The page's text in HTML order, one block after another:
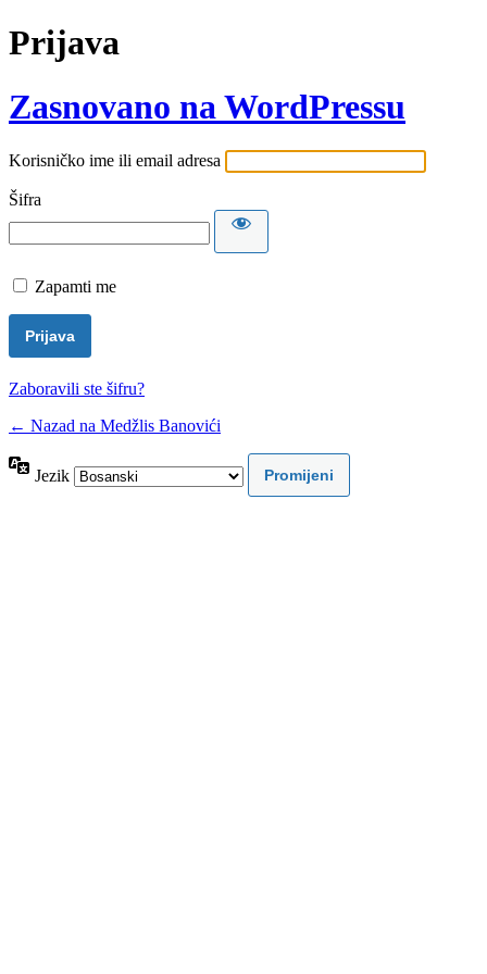
Prijava
Zasnovano na WordPressu
Korisničko ime ili email adresa
Šifra
Zapamti me
Zaboravili ste šifru?
← Nazad na Medžlis Banovići
Jezik